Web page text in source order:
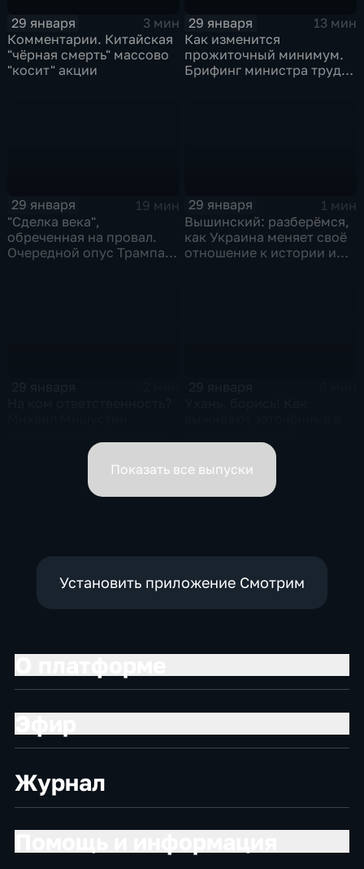
29 января
3 мин
Комментарии. Китайская
"чёрная смерть" массово
"косит" акции
29 января
13 мин
Как изменится
прожиточный минимум.
Брифинг министра труда
29 января
19 мин
"Сделка века",
обреченная на провал.
Очередной опус Трампа.
29 января
1 мин
Вышинский: разберёмся,
как Украина меняет своё
отношение к истории и
вице-премьеров
Показать все выпуски
Установить приложение Смотрим
Журнал